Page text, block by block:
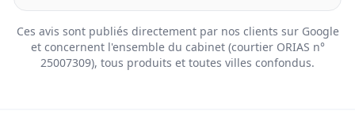
Ces avis sont publiés directement par nos clients sur Google
et concernent l'ensemble du cabinet (courtier ORIAS n°
25007309), tous produits et toutes villes confondus.